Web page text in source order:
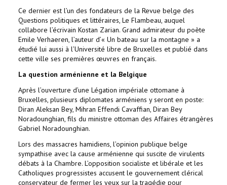
Ce dernier est l’un des fondateurs de la Revue belge des
Questions politiques et littéraires, Le Flambeau, auquel
collabore l’écrivain Kostan Zarian. Grand admirateur du poète
Emile Verhaeren, l’auteur d’« Un bateau sur la montagne » a
étudié lui aussi à l’Université libre de Bruxelles et publié dans
cette ville ses premières œuvres en français.
La question arménienne et la Belgique
Après l’ouverture d’une Légation impériale ottomane à
Bruxelles, plusieurs diplomates arméniens y seront en poste:
Diran Aleksan Bey, Mihran Effendi Cavaffian, Diran Bey
Noradounghian, fils du ministre ottoman des Affaires étrangères
Gabriel Noradounghian.
Lors des massacres hamidiens, l’opinion publique belge
sympathise avec la cause arménienne qui suscite de virulents
débats à la Chambre. L’opposition socialiste et libérale et les
Catholiques progressistes accusent le gouvernement clérical
conservateur de fermer les yeux sur la tragédie pour